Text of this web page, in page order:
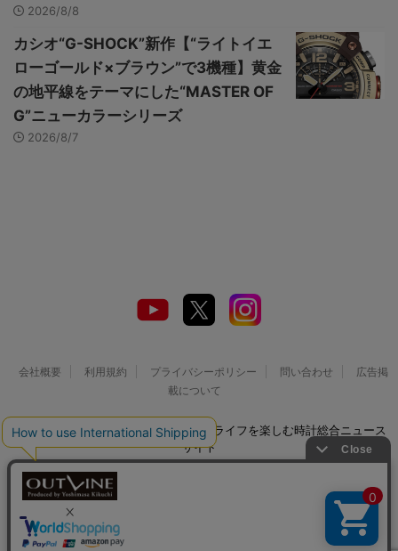
2026/8/8
カシオ“G-SHOCK”新作【“ライトイエ
ローゴールド×ブラウン”で3機種】黄金
の地平線をテーマにした“MASTER OF
G”ニューカラーシリーズ
2026/8/7
会社概要 利用規約 プライバシーポリシー 問い合わせ
広告掲
載について
© 2026 Watch LIFE NEWS｜ウオッチライフを楽しむ時計総合ニュース
サイト